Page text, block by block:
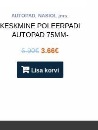
AUTOPAD, NASIOL jms.
KESKMINE POLEERPADI
AUTOPAD 75MM-
6.90€ 3.66€
Lisa korvi